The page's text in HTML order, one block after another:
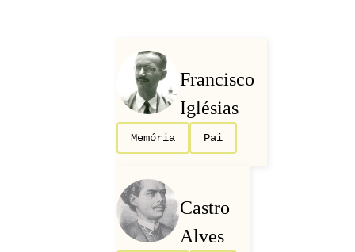
Francisco
Iglésias
Memória Pai
Castro
Alves